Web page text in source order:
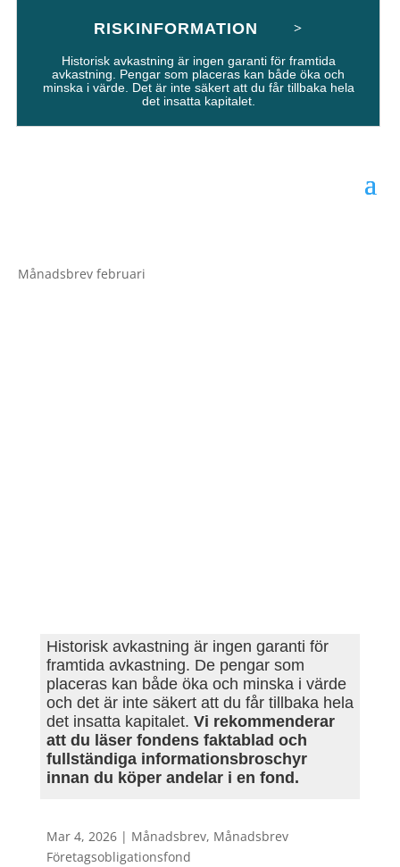
RISKINFORMATION
Historisk avkastning är ingen garanti för framtida
avkastning. Pengar som placeras kan både öka och
minska i värde. Det är inte säkert att du får tillbaka hela
det insatta kapitalet.
Månadsbrev februari
Historisk avkastning är ingen garanti för
framtida avkastning. De pengar som
placeras kan både öka och minska i värde
och det är inte säkert att du får tillbaka hela
det insatta kapitalet. Vi rekommenderar
att du läser fondens faktablad och
fullständiga informationsbroschyr
innan du köper andelar i en fond.
Mar 4, 2026| Månadsbrev, Månadsbrev
Företagsobligationsfond